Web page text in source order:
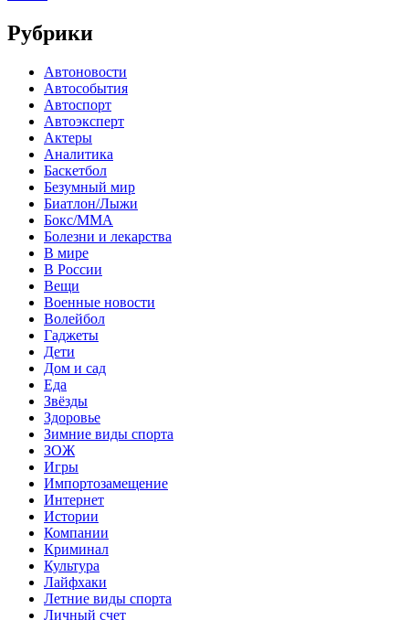
Рубрики
Автоновости
Автособытия
Автоспорт
Автоэксперт
Актеры
Аналитика
Баскетбол
Безумный мир
Биатлон/Лыжи
Бокс/MMA
Болезни и лекарства
В мире
В России
Вещи
Военные новости
Волейбол
Гаджеты
Дети
Дом и сад
Еда
Звёзды
Здоровье
Зимние виды спорта
ЗОЖ
Игры
Импортозамещение
Интернет
Истории
Компании
Криминал
Культура
Лайфхаки
Летние виды спорта
Личный счет